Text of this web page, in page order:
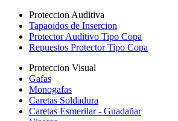
Proteccion Auditiva
Tapaoidos de Insercion
Protector Auditivo Tipo Copa
Repuestos Protector Tipo Copa
Proteccion Visual
Gafas
Monogafas
Caretas Soldadura
Caretas Esmerilar - Guadañar